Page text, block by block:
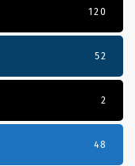
120
52
2
48